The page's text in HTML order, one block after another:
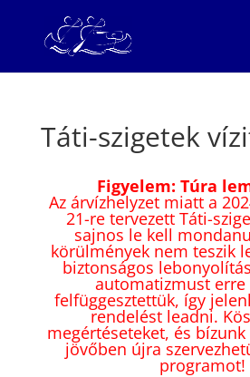
Táti-szigetek
Figyelem: Túra
Az árvízhelyzet miatt a
21-re tervezett Táti-
sajnos le kell
körülmények nem teszik
biztonságos
automatizmust erre
felfüggesztettük, így
rendelést leadni.
megértéseteket, és
jövőben újra
programot!